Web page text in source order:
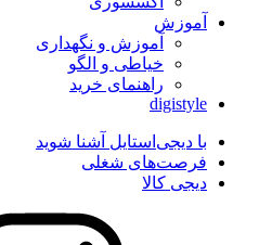
آموزش
آموزش و نگهداری
خیاطی و الگو
راهنمای خرید
digistyle
با دیجی‌استایل آشنا شوید
فرصت‌های شغلی
دیجی کالا